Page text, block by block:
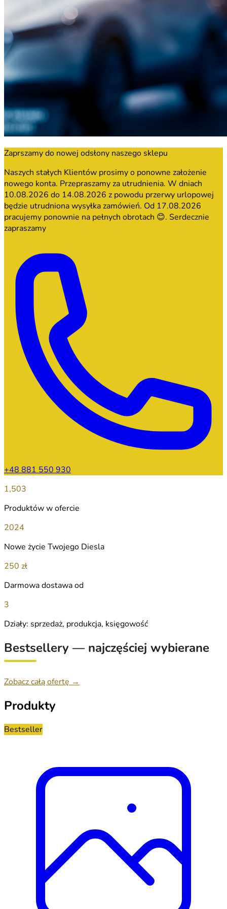
Zaprszamy do nowej odsłony naszego sklepu
Naszych stałych Klientów prosimy o ponowne założenie
nowego konta. Przepraszamy za utrudnienia. W dniach
10.08.2026 do 14.08.2026 z powodu przerwy urlopowej
będzie utrudniona wysyłka zamówień. Od 17.08.2026
pracujemy ponownie na pełnych obrotach 😊. Serdecznie
zapraszamy
+48 881 550 930
1,503
Produktów w ofercie
2024
Nowe życie Twojego Diesla
250 zł
Darmowa dostawa od
3
Działy: sprzedaż, produkcja, księgowość
Bestsellery — najczęściej wybierane
Zobacz całą ofertę →
Produkty
Bestseller